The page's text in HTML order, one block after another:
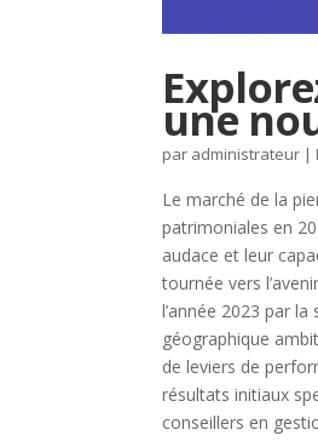
une
par administrateur |
Le marché de la
patrimoniales en
audace et leur
tournée vers
l’année 2023 par
géographique
de leviers de
résultats initiaux
conseillers en